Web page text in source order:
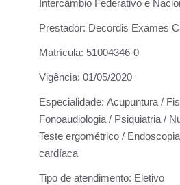
Intercâmbio Federativo e
Prestador: Decordis Exames
Matrícula: 51004346-0
Vigência: 01/05/2020
Especialidade: Acupuntura /
Fonoaudiologia / Psiquiatria /
Teste ergométrico /
cardíaca
Tipo de atendimento: Eletivo